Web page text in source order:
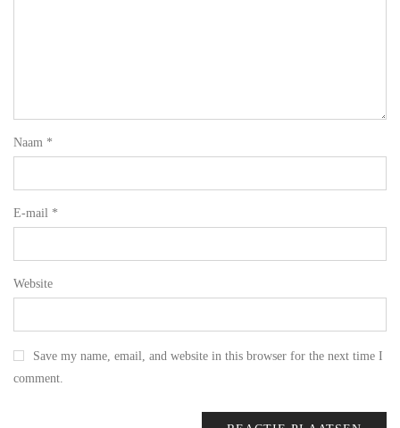
Naam *
E-mail *
Website
Save my name, email, and website in this browser for the next time I
comment.